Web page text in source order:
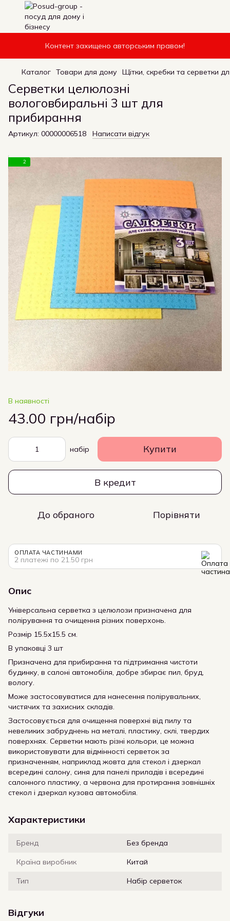
Контент захищено авторським правом!
Каталог Товари для дому Щітки, скребки та серветки
Серветки целюлозні
вологовбиральні 3 шт для
прибирання
Артикул: 00000006518 Написати відгук
2
В наявності
43.00 грн/набір
набір Купити
В кредит
До обраного Порівняти
ОПЛАТА ЧАСТИНАМИ
2 платежі по 21.50 грн
Опис
Універсальна серветка з целюлози призначена для
полірування та очищення різних поверхонь.
Розмір 15.5х15.5 см.
В упаковці 3 шт
Призначена для прибирання та підтримання чистоти
будинку, в салоні автомобіля, добре збирає пил, бруд,
вологу.
Може застосовуватися для нанесення полірувальних,
чистячих та захисних складів.
Застосовується для очищення поверхні від пилу та
невеликих забруднень на металі, пластику, склі, твердих
поверхнях. Серветки мають різні кольори, це можна
використовувати для відмінності серветок за
призначенням, наприклад жовта для стекол і дзеркал
всередині салону, синя для панелі приладів і всередині
салонного пластику, а червона для протирання зовнішніх
стекол і дзеркал кузова автомобіля.
Характеристики
Бренд Без бренда
Країна виробник Китай
Тип Набір серветок
Відгуки